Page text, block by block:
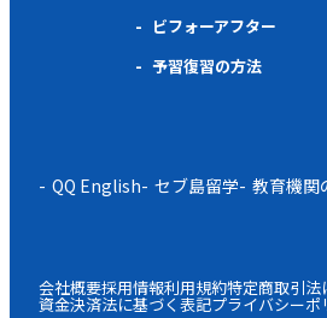
ビフォーアフター
予習復習の方法
QQ English セブ島留学 教育機関
会社概要採用情報利用規約特定商取引法
資金決済法に基づく表記プライバシーポ